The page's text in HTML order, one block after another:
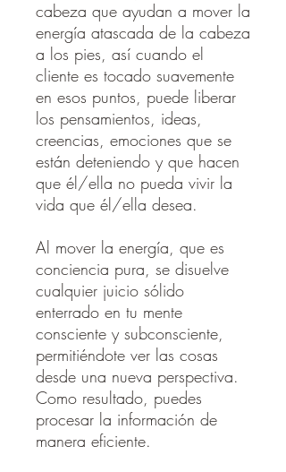
cabeza que ayudan a mover la
energía atascada de la cabeza
a los pies, así cuando el
cliente es tocado suavemente
en esos puntos, puede liberar
los pensamientos, ideas,
creencias, emociones que se
están deteniendo y que hacen
que él/ella no pueda vivir la
vida que él/ella desea.
Al mover la energía, que es
conciencia pura, se disuelve
cualquier juicio sólido
enterrado en tu mente
consciente y subconsciente,
permitiéndote ver las cosas
desde una nueva perspectiva.
Como resultado, puedes
procesar la información de
manera eficiente.